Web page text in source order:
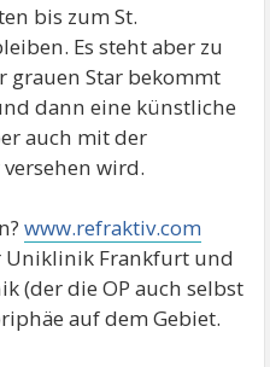
bis zum St.
Es steht aber zu
grauen Star bekommt
dann eine künstliche
auch mit der
wird.
www.refraktiv.com
Uniklinik Frankfurt und
(der die OP auch selbst
auf dem Gebiet.